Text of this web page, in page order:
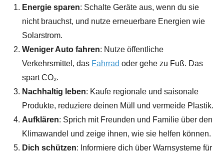
Energie sparen: Schalte Geräte aus, wenn du sie
nicht brauchst, und nutze erneuerbare Energien wie
Solarstrom.
Weniger Auto fahren: Nutze öffentliche
Verkehrsmittel, das Fahrrad oder gehe zu Fuß. Das
spart CO₂.
Nachhaltig leben: Kaufe regionale und saisonale
Produkte, reduziere deinen Müll und vermeide Plastik.
Aufklären: Sprich mit Freunden und Familie über den
Klimawandel und zeige ihnen, wie sie helfen können.
Dich schützen: Informiere dich über Warnsysteme für